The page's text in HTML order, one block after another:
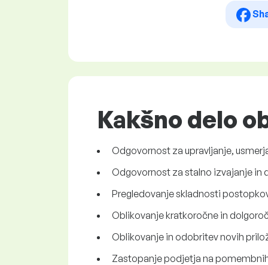
Kakšno delo
Odgovornost za upravljanje,
Odgovornost za stalno izvajanje in
Pregledovanje skladnosti
Oblikovanje kratkoročne in
Oblikovanje in odobritev novih
Zastopanje podjetja na